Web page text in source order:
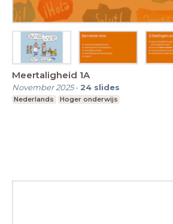
Meertaligheid 1A
November 2025- 24 slides
Nederlands Hoger onderwijs